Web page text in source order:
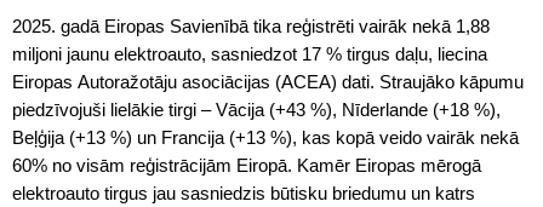
2025. gadā Eiropas Savienībā tika reģistrēti vairāk nekā 1,88
miljoni jaunu elektroauto, sasniedzot 17 % tirgus daļu, liecina
Eiropas Autoražotāju asociācijas (ACEA) dati. Straujāko kāpumu
piedzīvojuši lielākie tirgi – Vācija (+43 %), Nīderlande (+18 %),
Beļģija (+13 %) un Francija (+13 %), kas kopā veido vairāk nekā
60% no visām reģistrācijām Eiropā. Kamēr Eiropas mērogā
elektroauto tirgus jau sasniedzis būtisku briedumu un katrs